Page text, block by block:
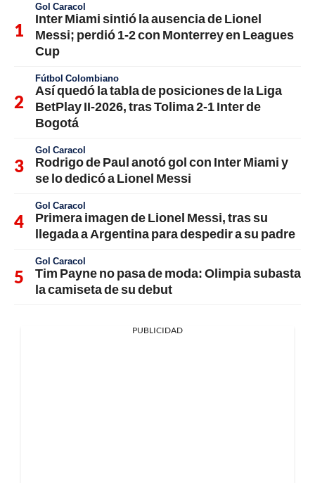
Gol Caracol
Inter Miami sintió la ausencia de Lionel
Messi; perdió 1-2 con Monterrey en Leagues
Cup
Fútbol Colombiano
Así quedó la tabla de posiciones de la Liga
BetPlay II-2026, tras Tolima 2-1 Inter de
Bogotá
Gol Caracol
Rodrigo de Paul anotó gol con Inter Miami y
se lo dedicó a Lionel Messi
Gol Caracol
Primera imagen de Lionel Messi, tras su
llegada a Argentina para despedir a su padre
Gol Caracol
Tim Payne no pasa de moda: Olimpia subasta
la camiseta de su debut
PUBLICIDAD